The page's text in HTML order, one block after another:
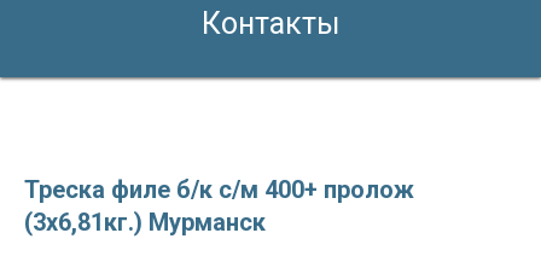
Контакты
Треска филе б/к с/м 400+ пролож
(3х6,81кг.) Мурманск